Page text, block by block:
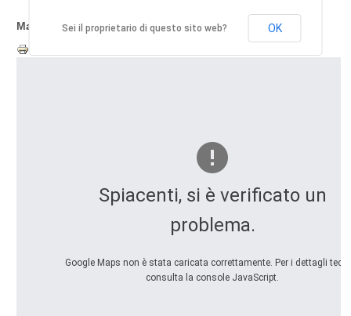
Mappa dell'isola di Curzola(Korcula), Dalmazia, Croazia:
Spiacenti, si è verificato un
problema.
Google Maps non è stata caricata correttamente. Per i dettagli
consulta la console JavaScript.
Sei il proprietario di questo sito web? OK